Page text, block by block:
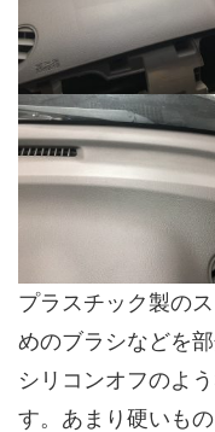
プラスチック製の
めのブラシなどを
シリコンオフのよ
す。あまり硬いも